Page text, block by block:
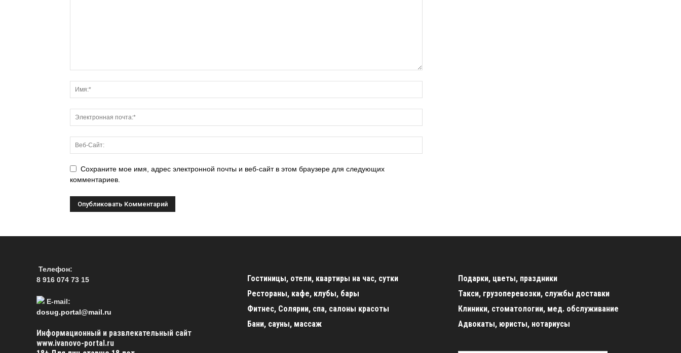
Сохраните мое имя, адрес электронной почты и веб-сайт в этом браузере для следующих
комментариев.
Телефон:
8 916 074 73 15
E-mail:
dosug.portal@mail.ru
Информационный и развлекательный сайт
www.ivanovo-portal.ru
Гостиницы, отели, квартиры на час, сутки
Рестораны, кафе, клубы, бары
Фитнес, Солярии, спа, салоны красоты
Бани, сауны, массаж
Подарки, цветы, праздники
Такси, грузоперевозки, службы доставки
Клиники, стоматологии, мед. обслуживание
Адвокаты, юристы, нотариусы